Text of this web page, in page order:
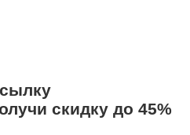
скидку до 45%